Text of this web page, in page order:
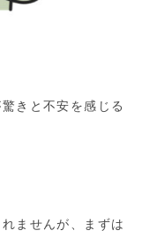
きと不安を感じる
ませんが、まずは